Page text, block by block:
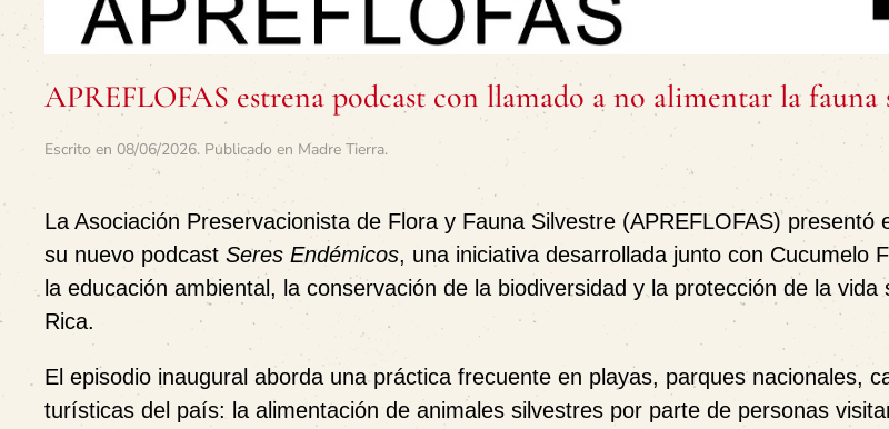
APREFLOFAS estrena podcast con llamado a no alimentar la fauna
Escrito en 08/06/2026. Publicado en Madre Tierra.
La Asociación Preservacionista de Flora y Fauna Silvestre (APREFLOFAS) presentó
su nuevo podcast Seres Endémicos, una iniciativa desarrollada junto con Cucumelo
la educación ambiental, la conservación de la biodiversidad y la protección de la vida
Rica.
El episodio inaugural aborda una práctica frecuente en playas, parques nacionales,
turísticas del país: la alimentación de animales silvestres por parte de personas